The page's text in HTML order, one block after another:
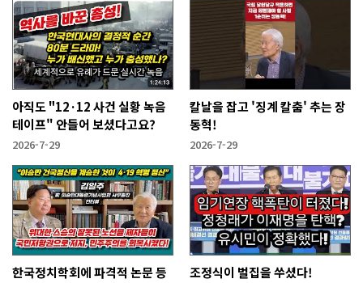
아직도 "12·12 사건 실황 녹음
테이프" 안들어 보셨다고요?
2026-7-29
칼날을 잡고 '징계 칼춤' 추는 장
동혁!
2026-7-29
한국정치학회에 파격적 논문 등
조정식이 벌집을 쑤셨다!